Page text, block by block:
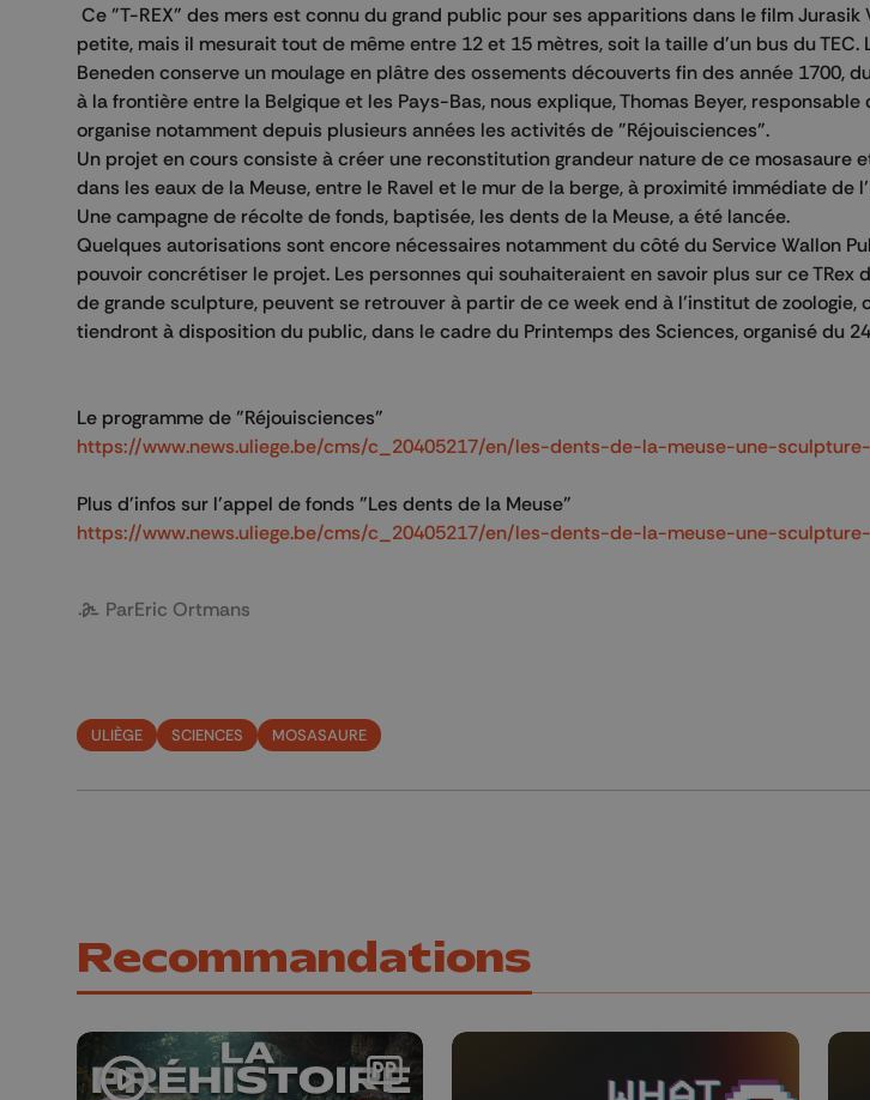
Ce "T-REX" des mers est connu du grand public pour ses apparitions dans le film
petite, mais il mesurait tout de même entre 12 et 15 mètres, soit la taille d'un bus du TEC.
Beneden conserve un moulage en plâtre des ossements découverts fin des année 1700,
à la frontière entre la Belgique et les Pays-Bas, nous explique, Thomas Beyer,
organise notamment depuis plusieurs années les activités de "Réjouisciences".
Un projet en cours consiste à créer une reconstitution grandeur nature de ce mosasaure
dans les eaux de la Meuse, entre le Ravel et le mur de la berge, à proximité immédiate de
Une campagne de récolte de fonds, baptisée, les dents de la Meuse, a été lancée.
Quelques autorisations sont encore nécessaires notamment du côté du Service Wallon
pouvoir concrétiser le projet. Les personnes qui souhaiteraient en savoir plus sur ce TRex
de grande sculpture, peuvent se retrouver à partir de ce week end à l’institut de
tiendront à disposition du public, dans le cadre du Printemps des Sciences, organisé du
Le programme de "Réjouisciences"
https://www.news.uliege.be/cms/c_20405217/en/les-dents-de-la-meuse-une-
Plus d'infos sur l'appel de fonds "Les dents de la Meuse"
https://www.news.uliege.be/cms/c_20405217/en/les-dents-de-la-meuse-une-
ParEric Ortmans
ULIÈGE SCIENCES MOSASAURE
Recommandations